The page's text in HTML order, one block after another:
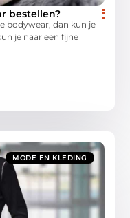
bestellen?
bodywear, dan kun je
je naar een fijne
MODE EN KLEDING